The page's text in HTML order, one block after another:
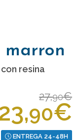
marron
resina
27,90€
90€
ENTREGA 24-48H